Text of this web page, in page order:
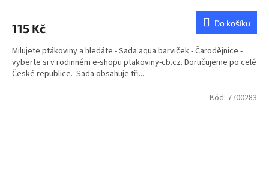
115 Kč Do košíku
Milujete ptákoviny a hledáte - Sada aqua barviček - Čarodějnice -
vyberte si v rodinném e-shopu ptakoviny-cb.cz. Doručujeme po celé
České republice. Sada obsahuje tři...
Kód: 7700283